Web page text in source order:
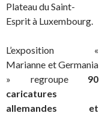
Plateau du Saint-
Esprit à Luxembourg.
L’exposition «
Marianne et Germania
» regroupe 90
caricatures
allemandes et